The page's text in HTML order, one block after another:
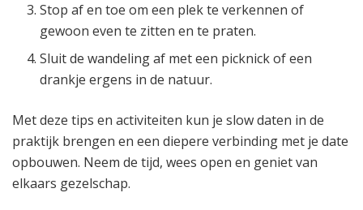
Stop af en toe om een plek te verkennen of
gewoon even te zitten en te praten.
Sluit de wandeling af met een picknick of een
drankje ergens in de natuur.
Met deze tips en activiteiten kun je slow daten in de
praktijk brengen en een diepere verbinding met je date
opbouwen. Neem de tijd, wees open en geniet van
elkaars gezelschap.